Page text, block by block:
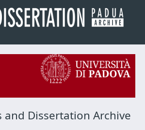
and Dissertation Archive